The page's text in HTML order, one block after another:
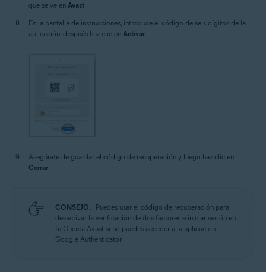
que se ve en Avast.
En la pantalla de instrucciones, introduce el código de seis dígitos de la
aplicación, después haz clic en Activar.
Asegúrate de guardar el código de recuperación y luego haz clic en
Cerrar.
CONSEJO:
Puedes usar el código de recuperación para
desactivar la verificación de dos factores e iniciar sesión en
tu Cuenta Avast si no puedes acceder a la aplicación
Google Authenticator.